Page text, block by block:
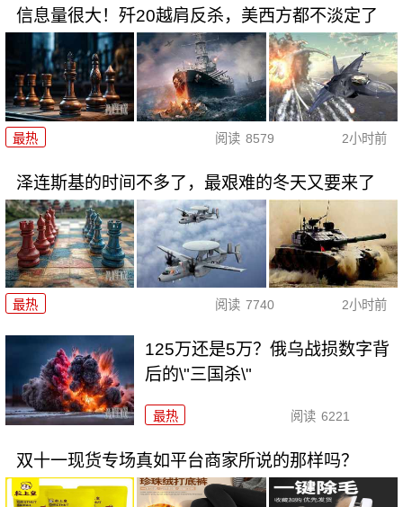
信息量很大！歼20越肩反杀，美西方都不淡定了
最热 阅读 8579 2小时前
泽连斯基的时间不多了，最艰难的冬天又要来了
最热 阅读 7740 2小时前
125万还是5万？俄乌战损数字背
后的\"三国杀\"
最热 阅读 6221
双十一现货专场真如平台商家所说的那样吗？